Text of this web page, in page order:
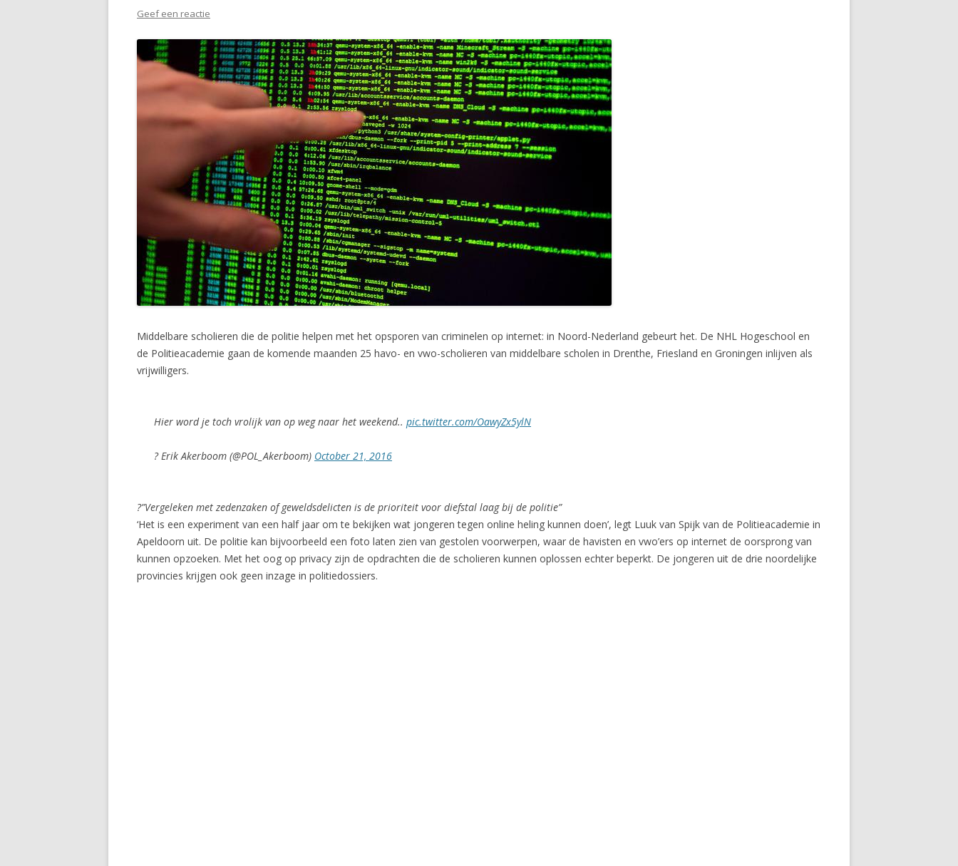
Geef een reactie
Middelbare scholieren die de politie helpen met het opsporen van criminelen op internet: in Noord-Nederland gebeurt het. De NHL Hogeschool en
de Politieacademie gaan de komende maanden 25 havo- en vwo-scholieren van middelbare scholen in Drenthe, Friesland en Groningen inlijven als
vrijwilligers.
Hier word je toch vrolijk van op weg naar het weekend.. pic.twitter.com/OawyZx5ylN
? Erik Akerboom (@POL_Akerboom) October 21, 2016
?”Vergeleken met zedenzaken of geweldsdelicten is de prioriteit voor diefstal laag bij de politie”
‘Het is een experiment van een half jaar om te bekijken wat jongeren tegen online heling kunnen doen’, legt Luuk van Spijk van de Politieacademie in
Apeldoorn uit. De politie kan bijvoorbeeld een foto laten zien van gestolen voorwerpen, waar de havisten en vwo’ers op internet de oorsprong van
kunnen opzoeken. Met het oog op privacy zijn de opdrachten die de scholieren kunnen oplossen echter beperkt. De jongeren uit de drie noordelijke
provincies krijgen ook geen inzage in politiedossiers.